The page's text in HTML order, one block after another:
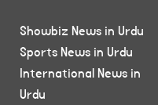
Showbiz News in Urdu
Sports News in Urdu
International News in
Urdu